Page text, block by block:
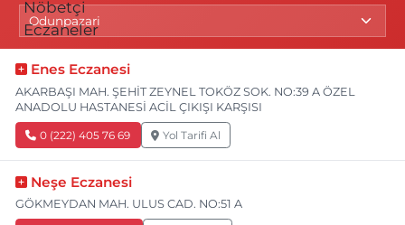
Enes Eczanesi
AKARBAŞI MAH. ŞEHİT ZEYNEL TOKÖZ SOK. NO:39 A ÖZEL
ANADOLU HASTANESİ ACİL ÇIKIŞI KARŞISI
0 (222) 405 76 69 Yol Tarifi Al
Neşe Eczanesi
GÖKMEYDAN MAH. ULUS CAD. NO:51 A